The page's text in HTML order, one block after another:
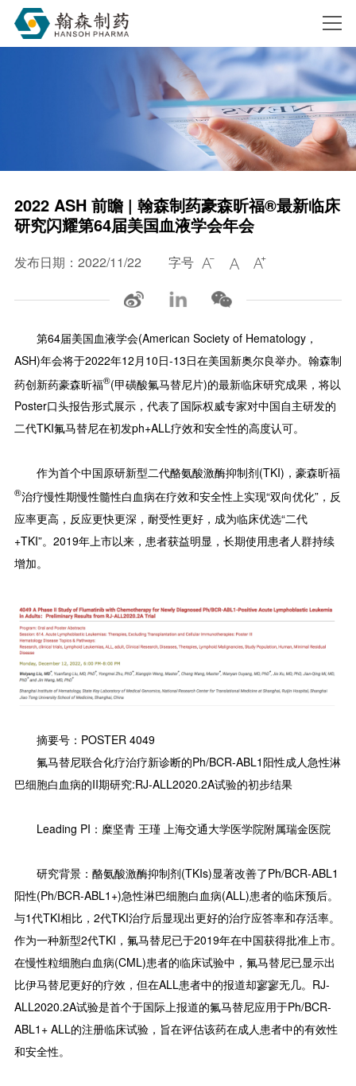
2022 ASH 前瞻 | 翰森制药豪森昕福®最新临床
研究闪耀第64届美国血液学会年会
发布日期：2022/11/22 字号   
第64届美国血液学会(American Society of Hematology，
ASH)年会将于2022年12月10日-13日在美国新奥尔良举办。翰森制
药创新药豪森昕福®(甲磺酸氟马替尼片)的最新临床研究成果，将以
Poster口头报告形式展示，代表了国际权威专家对中国自主研发的
二代TKI氟马替尼在初发ph+ALL疗效和安全性的高度认可。
作为首个中国原研新型二代酪氨酸激酶抑制剂(TKI)，豪森昕福
®治疗慢性期慢性髓性白血病在疗效和安全性上实现“双向优化”，反
应率更高，反应更快更深，耐受性更好，成为临床优选“二代
+TKI”。2019年上市以来，患者获益明显，长期使用患者人群持续
增加。
摘要号：POSTER 4049
氟马替尼联合化疗治疗新诊断的Ph/BCR-ABL1阳性成人急性淋
巴细胞白血病的II期研究:RJ-ALL2020.2A试验的初步结果
Leading PI：糜坚青 王瑾 上海交通大学医学院附属瑞金医院
研究背景：酪氨酸激酶抑制剂(TKIs)显著改善了Ph/BCR-ABL1
阳性(Ph/BCR-ABL1+)急性淋巴细胞白血病(ALL)患者的临床预后。
与1代TKI相比，2代TKI治疗后显现出更好的治疗应答率和存活率。
作为一种新型2代TKI，氟马替尼已于2019年在中国获得批准上市。
在慢性粒细胞白血病(CML)患者的临床试验中，氟马替尼已显示出
比伊马替尼更好的疗效，但在ALL患者中的报道却寥寥无几。RJ-
ALL2020.2A试验是首个于国际上报道的氟马替尼应用于Ph/BCR-
ABL1+ ALL的注册临床试验，旨在评估该药在成人患者中的有效性
和安全性。